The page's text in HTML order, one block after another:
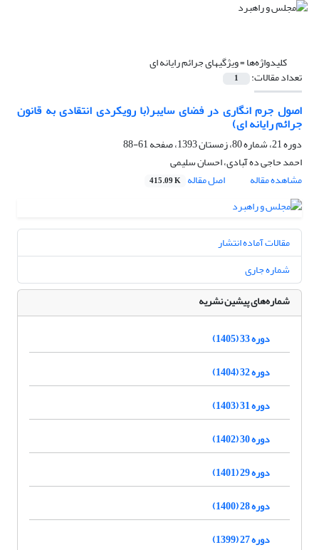
کلیدواژه‌ها =ویژگیهای جرائم رایانه ای
تعداد مقالات: 1
اصول جرم انگاری در فضای سایبر(با رویکردی انتقادی به قانون
جرائم رایانه ای)
دوره 21، شماره 80، زمستان 1393، صفحه
61-88
احمد حاجی ده آّبادی، احسان سلیمی
مشاهده مقاله
اصل مقاله 415.09 K
مقالات آماده انتشار
شماره جاری
شماره‌های پیشین نشریه
دوره 33 (1405)
دوره 32 (1404)
دوره 31 (1403)
دوره 30 (1402)
دوره 29 (1401)
دوره 28 (1400)
دوره 27 (1399)